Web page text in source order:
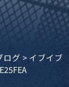
ログ > イブイブ